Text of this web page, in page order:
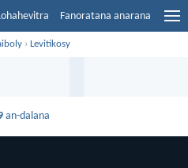
Fanoratana anarana
›Levitikosy
an-dalana